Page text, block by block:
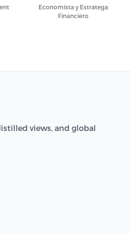
Economista y Estratega
Financiero
views, and global